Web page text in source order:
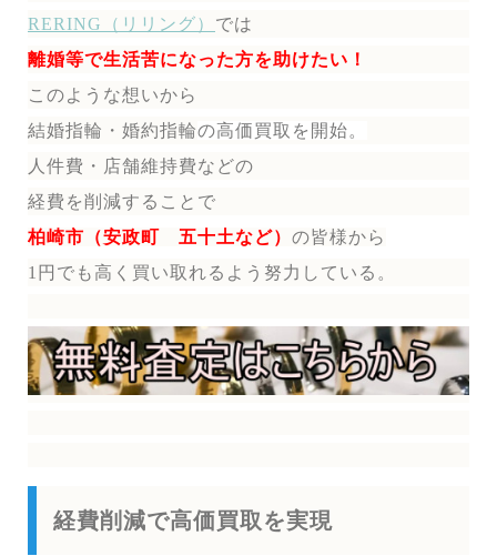
RERING（リリング） では
離婚等で生活苦になった方を助けたい！
このような想いから
結婚指輪・婚約指輪の高価買取を開始。
人件費・店舗維持費などの
経費を削減することで
柏崎市（安政町 五十土など） の皆様から
1円でも高く買い取れるよう努力している。
経費削減で高価買取を実現